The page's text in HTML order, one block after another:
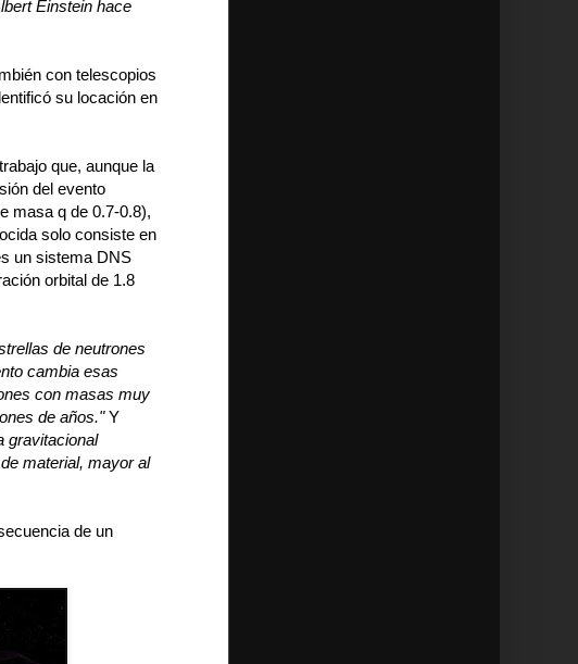
Einstein hace
con telescopios
su locación en
que, aunque la
del evento
masa q de 0.7-0.8),
solo consiste en
un sistema DNS
orbital de 1.8
de neutrones
cambia esas
con masas muy
de años."Y
gravitacional
material, mayor al
de un